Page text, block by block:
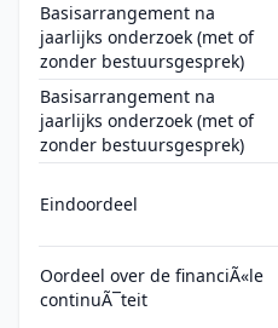
Basisarrangement na
jaarlijks onderzoek (met of
zonder bestuursgesprek)
Basisarrangement na
jaarlijks onderzoek (met of
zonder bestuursgesprek)
Eindoordeel
Oordeel over de financiÃ«le
continuÃ¯teit